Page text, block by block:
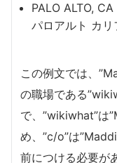
PALO ALTO,
パロアルト カ
この例文では、
の職場である
で、”wikiwhat”は
め、”c/o”は
前につける必要が